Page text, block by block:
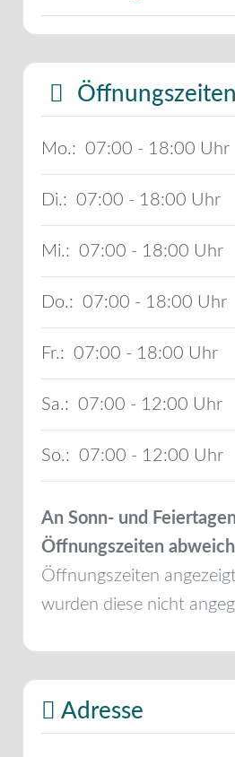
Öffnungszeiten
Mo.: 07:00 - 18:00
Di.: 07:00 - 18:00
Mi.: 07:00 - 18:00
Do.: 07:00 - 18:00
Fr.: 07:00 - 18:00
Sa.: 07:00 - 12:00
So.: 07:00 - 12:00
An Sonn- und
Öffnungszeiten
Öffnungszeiten
wurden diese nicht
Adresse